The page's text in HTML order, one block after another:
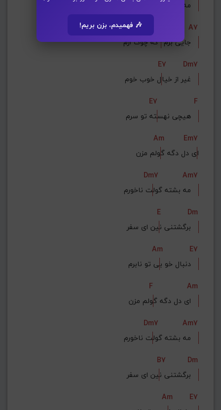
🎶 فهمیدم، بزن بریم!
مه واد از اینج
A7
جایی برم
E7
Dm7
غیر از خیا
E7
F
هیچی نهس
Am
Em7
ای دل دگه گولم مزن
Dm7
Am7
مه بشته گول
E
Dm
برگشتنی ن
Am
E7
دنبال خو ب
F
Am
ای دل دگه گ
Dm7
Am7
مه بشته گول
B7
Dm
برگشتنی ن
Am
E7